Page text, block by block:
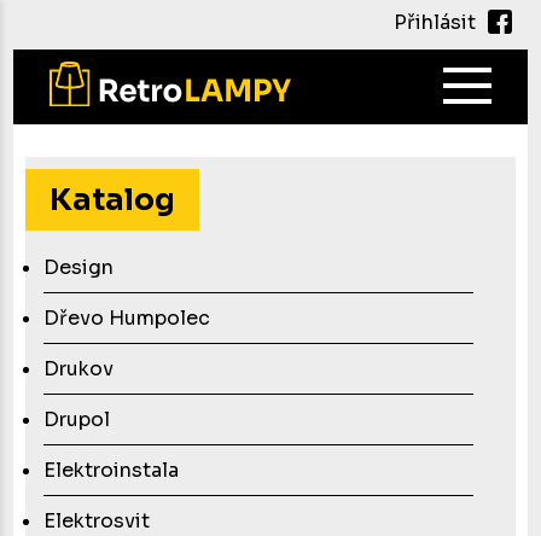
hlavnímu
obsahu
Přihlásit
Main
Katalog
Design
Dřevo Humpolec
Drukov
Drupol
Elektroinstala
Elektrosvit